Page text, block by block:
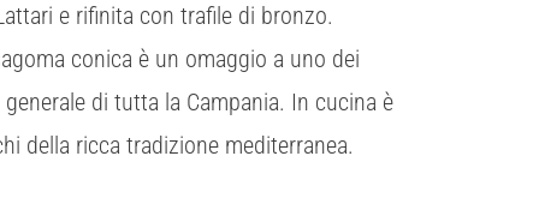
e rifinita con trafile di bronzo.
conica è un omaggio a uno dei
di tutta la Campania. In cucina è
della ricca tradizione mediterranea.